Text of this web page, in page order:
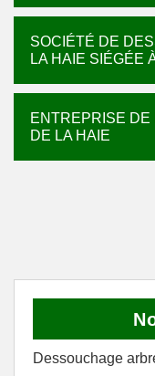
SOCIÉTÉ DE
LA HAIE SIÉGÉE
ENTREPRISE DE
DE LA HAIE
Dessouchage